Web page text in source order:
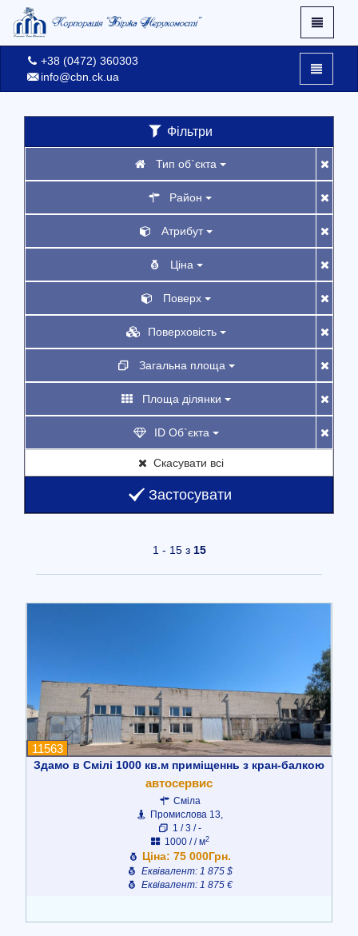
Контакти
Вхід
+38 (0472) 360303
info@cbn.ck.ua
Фільтри
Тип об`єкта
Район
Атрибут
Ціна
Поверх
Поверховість
Загальна площа
Площа ділянки
ID Об`єкта
Скасувати всі
Застосувати
1 - 15 з 15
11563
Здамо в Смілі 1000 кв.м приміщеннь з кран-балкою
автосервис
Сміла
Промислова 13,
1 / 3 / -
1000 / / м2
Ціна: 75 000Грн.
Еквівалент: 1 875 $
Еквівалент: 1 875 €